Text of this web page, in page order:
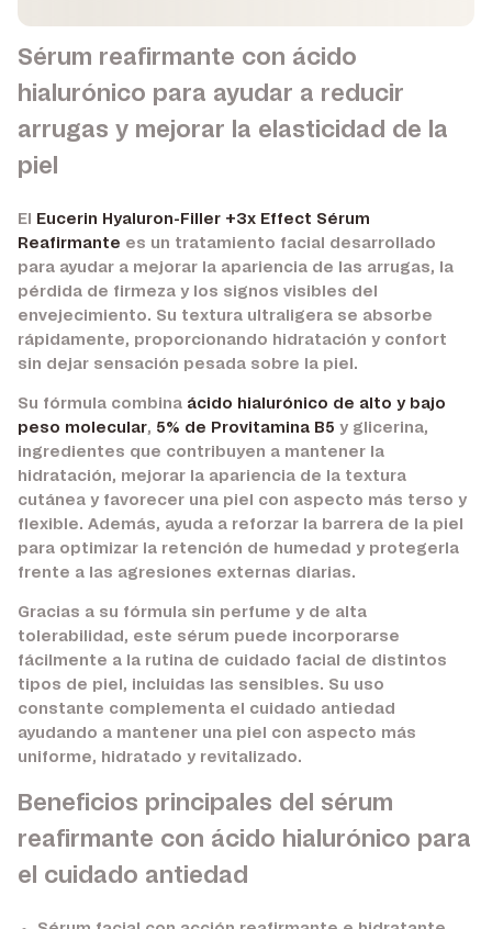
Sérum reafirmante con ácido
hialurónico para ayudar a reducir
arrugas y mejorar la elasticidad de la
piel
El
Eucerin Hyaluron-Filler +3x Effect Sérum
Reafirmante es un tratamiento facial desarrollado
para ayudar a mejorar la apariencia de las arrugas, la
pérdida de firmeza y los signos visibles del
envejecimiento. Su textura ultraligera se absorbe
rápidamente, proporcionando hidratación y confort
sin dejar sensación pesada sobre la piel.
Su fórmula combina ácido hialurónico de alto y bajo
peso molecular, 5% de Provitamina B5 y glicerina,
ingredientes que contribuyen a mantener la
hidratación, mejorar la apariencia de la textura
cutánea y favorecer una piel con aspecto más terso y
flexible. Además, ayuda a reforzar la barrera de la piel
para optimizar la retención de humedad y protegerla
frente a las agresiones externas diarias.
Gracias a su fórmula sin perfume y de alta
tolerabilidad, este sérum puede incorporarse
fácilmente a la rutina de cuidado facial de distintos
tipos de piel, incluidas las sensibles. Su uso
constante complementa el cuidado antiedad
ayudando a mantener una piel con aspecto más
uniforme, hidratado y revitalizado.
Beneficios principales del sérum
reafirmante con ácido hialurónico para
el cuidado antiedad